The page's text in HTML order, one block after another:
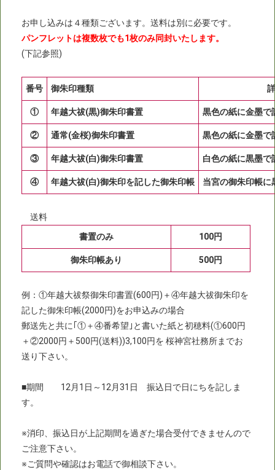
お申し込みは４種類ございます。送料は別に必要です。
パンフレットは複数枚でも1枚のみ同封いたします。
(下記参照)
番号 御朱印種類
① 年越大祓(黒)御朱印書置 黒色の紙に金墨で
② 通常(金桜)御朱印書置 黒色の紙に金墨で
③ 年越大祓(白)御朱印書置 白色の紙に黒墨で
④ 年越大祓(白)御朱印を記した御朱印帳 当宮の御朱印帳に
送料
書置のみ
100円
御朱印帳あり 500円
例：①年越大祓祭御朱印書置(600円)＋④年越大祓御朱印を
記した御朱印帳(2000円)をお申込みの場合
郵送先と共に｢①＋④番希望｣と書いた紙と初穂料(①600円
＋②2000円＋500円(送料))3,100円を 桜神宮社務所までお
送り下さい。
■期間 12月1日～12月31日 振込日で日にちを記しま
す。
※消印、振込日が上記期間を過ぎた場合受付できませんので
ご注意下さい。
※ご質問や確認はお電話で御相談下さい。